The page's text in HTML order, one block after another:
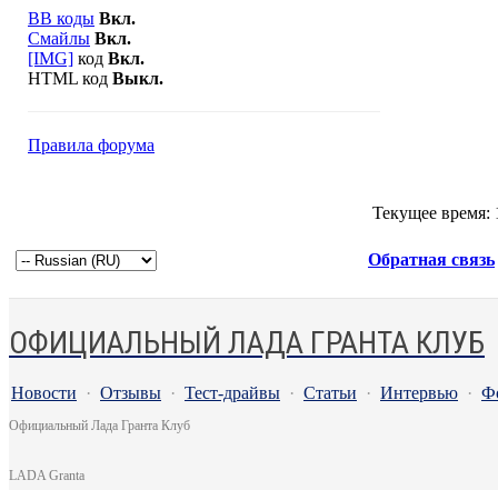
BB коды Вкл.
Смайлы Вкл.
[IMG] код Вкл.
HTML код Выкл.
Правила форума
Текущее время:
Обратная связь
ОФИЦИАЛЬНЫЙ ЛАДА ГРАНТА КЛУБ
Новости · Отзывы · Тест-драйвы · Статьи · Интервью ·
Официальный Лада Гранта Клуб
LADA Granta